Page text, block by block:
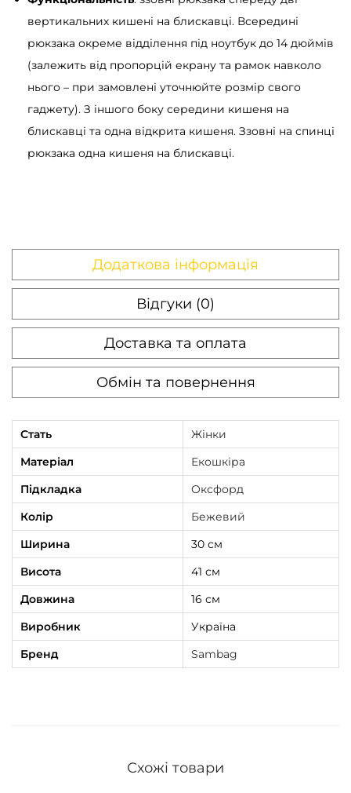
л
ь
к
і
с
т
ь
вертикальних кишені на блискавці. Всередині
рюкзака окреме відділення під ноутбук до 14 дюймів
(залежить від пропорцій екрану та рамок навколо
нього – при замовлені уточнюйте розмір свого
гаджету). З іншого боку середини кишеня на
блискавці та одна відкрита кишеня. Ззовні на спинці
рюкзака одна кишеня на блискавці.
Додаткова інформація
Відгуки (0)
Доставка та оплата
Обмін та повернення
Стать
Жінки
Матеріал
Екошкіра
Підкладка
Оксфорд
Колір
Бежевий
Ширина
30 см
Висота
41 см
Довжина
16 см
Виробник
Україна
Бренд
Sambag
Схожі товари